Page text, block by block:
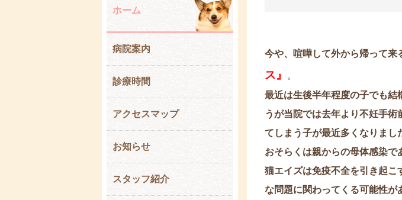
ホーム
病院案内
診療時間
アクセスマップ
お知らせ
スタッフ紹介
今や、喧嘩して外から帰って来
ス』
。
最近は生後半年程度の子でも結
うが当院では去年より不妊手
てしまう子が最近多くなりまし
おそらくは親からの母体感染で
猫エイズは免疫不全を引き起こ
な問題に関わってくる可能性が